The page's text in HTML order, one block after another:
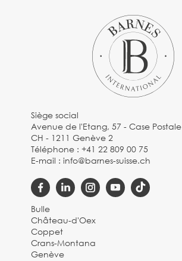
Siège social
Avenue de l'Etang, 57 - Case Postale
CH - 1211 Genève 2
Téléphone :+41 22 809 00 75
E-mail :info@barnes-suisse.ch
Bulle
Château-d'Oex
Coppet
Crans-Montana
Genève